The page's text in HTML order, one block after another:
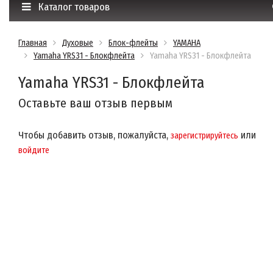
Каталог товаров
Главная Духовые Блок-флейты
YAMAHA
Yamaha YRS31 - Блокфлейта
Yamaha YRS31 - Блокфлейта
Yamaha YRS31 - Блокфлейта
Оставьте ваш отзыв первым
Чтобы добавить отзыв, пожалуйста, зарегистрируйтесь или
войдите